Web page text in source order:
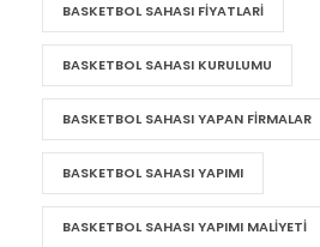
BASKETBOL SAHASI FIYATLARI
BASKETBOL SAHASI KURULUMU
BASKETBOL SAHASI YAPAN FIRMALAR
BASKETBOL SAHASI YAPIMI
BASKETBOL SAHASI YAPIMI MALIYETI